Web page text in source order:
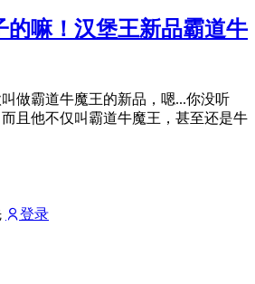
的嘛！汉堡王新品霸道牛
做霸道牛魔王的新品，嗯...你没听
且他不仅叫霸道牛魔王，甚至还是牛
登录